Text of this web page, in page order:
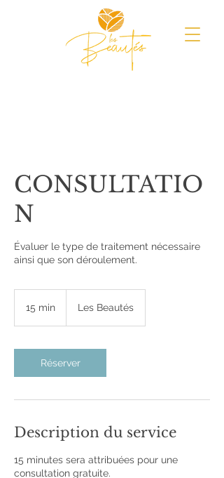
CONSULTATIO
N
Évaluer le type de traitement nécessaire
ainsi que son déroulement.
15 min
i
n
Les Beautés
Réserver
Description du service
15 minutes sera attribuées pour une
consultation gratuite.